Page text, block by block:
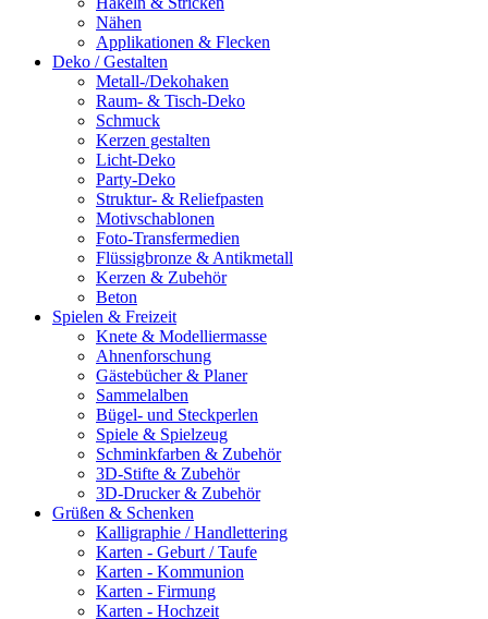
Nähen
Applikationen & Flecken
Deko / Gestalten
Metall-/Dekohaken
Raum- & Tisch-Deko
Schmuck
Kerzen gestalten
Licht-Deko
Party-Deko
Struktur- & Reliefpasten
Motivschablonen
Foto-Transfermedien
Flüssigbronze & Antikmetall
Kerzen & Zubehör
Beton
Spielen & Freizeit
Knete & Modelliermasse
Ahnenforschung
Gästebücher & Planer
Sammelalben
Bügel- und Steckperlen
Spiele & Spielzeug
Schminkfarben & Zubehör
3D-Stifte & Zubehör
3D-Drucker & Zubehör
Grüßen & Schenken
Kalligraphie / Handlettering
Karten - Geburt / Taufe
Karten - Kommunion
Karten - Firmung
Karten - Hochzeit